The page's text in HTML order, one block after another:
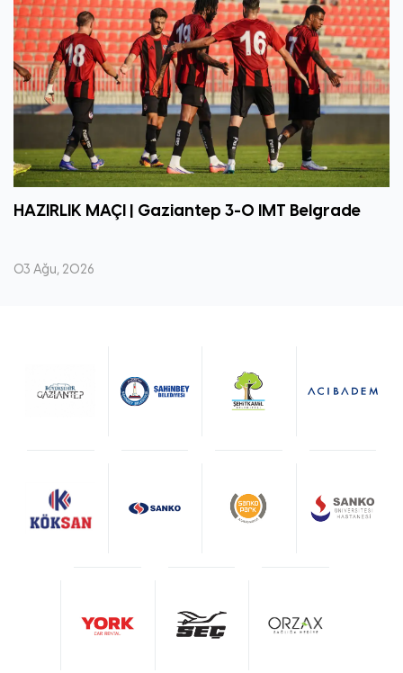
HAZIRLIK MAÇI | Gaziantep 3-0 IMT Belgrade
03 Ağu, 2026